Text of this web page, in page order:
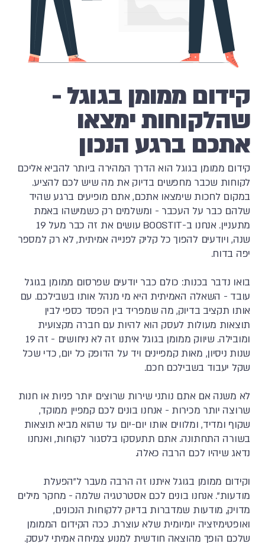
קידום ממומן בגוגל -
שהלקוחות ימצאו
אתכם ברגע הנכון
קידום ממומן בגוגל הוא הדרך המהירה ביותר להביא אליכם
לקוחות שכבר מחפשים בדיוק את מה שיש לכם להציע.
במקום לחכות שימצאו אתכם, אתם מופיעים ברגע שהיד
שלהם כבר על העכבר - ומשלמים רק כשמישהו באמת
מתעניין. אנחנו ב-BOOSTIT עושים את זה כבר מעל 19
שנה, ויודעים להפוך כל קליק לפנייה אמיתית, לא רק למספר
יפה בדוח.
בואו נדבר בכנות: כולם כבר יודעים שפרסום ממומן בגוגל
עובד - השאלה האמיתית היא מי מנהל אותו בשבילכם. עם
אותו תקציב בדיוק, מה שמפריד בין הפסד כספי לבין
תוצאות מעולות לעסק הוא להיות עם חברה מקצועית
ומובילה. שיווק ממומן בגוגל איתנו זה לא ניחושים - זה 19
שנות ניסיון, מאות קמפיינים ויד על הדופק כל יום, כדי שכל
שקל יעבוד בשבילכם חכם.
לא משנה אם אתם נותני שירות שרוצים יותר פניות או חנות
שרוצה יותר מכירות - אנחנו בונים לכם קמפיין ממוקד,
שקוף ומדיד, ומלווים אותו יום-יום עד שהוא מביא תוצאות
בשורה התחתונה. אתם תתעסקו בלסגור לקוחות, ואנחנו
נדאג שיהיו לכם הרבה כאלה.
וקידום ממומן בגוגל איתנו זה הרבה מעבר ל"הפעלת
מודעות". אנחנו בונים לכם אסטרטגיה שלמה - מחקר מילים
מדויק, מודעות שמדברות בדיוק ללקוחות הנכונים,
ואופטימיזציה יומיומית שלא עוצרת. ככה הקידום הממומן
שלכם הופך מהוצאה חודשית למנוע צמיחה אמיתי לעסק.